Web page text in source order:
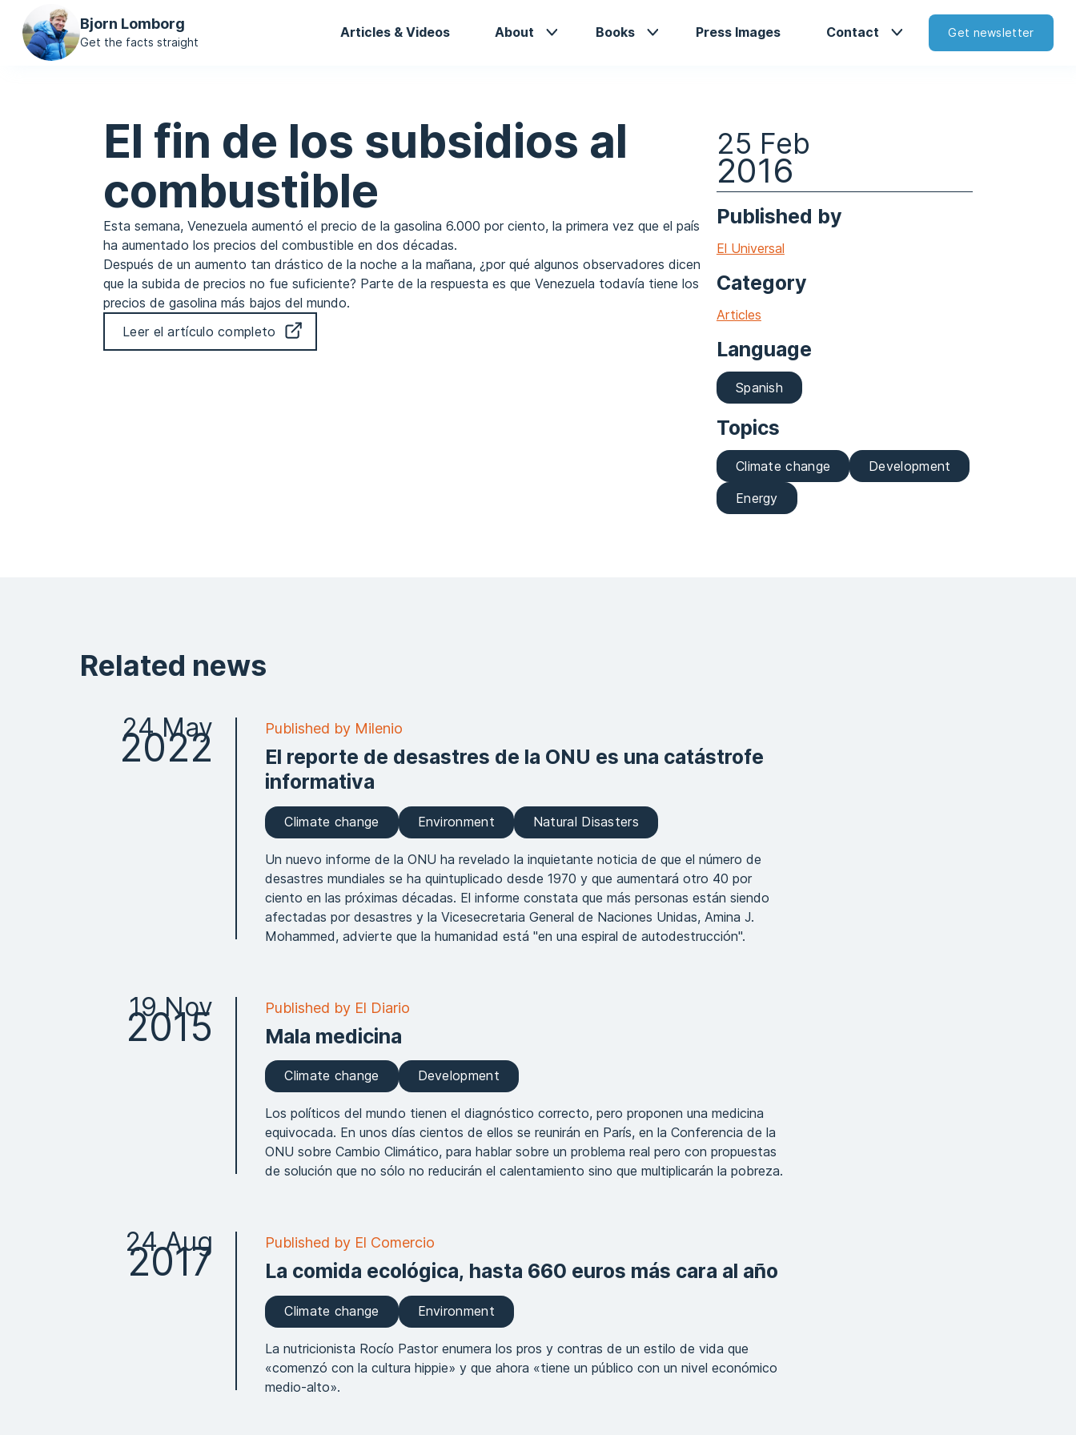
Bjorn Lomborg
Get the facts straight
Main
Articles & Videos About Books Press Images Contact Get newsletter
El fin de los subsidios al
combustible
Esta semana, Venezuela aumentó el precio de la gasolina 6.000 por ciento, la primera vez que el país
ha aumentado los precios del combustible en dos décadas.
Después de un aumento tan drástico de la noche a la mañana, ¿por qué algunos observadores dicen
que la subida de precios no fue suficiente? Parte de la respuesta es que Venezuela todavía tiene los
precios de gasolina más bajos del mundo.
Leer el artículo completo
25 Feb
2016
Published by
El Universal
Category
Articles
Language
Spanish
Topics
Climate change
Development
Energy
Related news
24 May
2022
El reporte de desastres de la ONU es una catástrofe
informativa
Published by Milenio
Climate change Environment Natural Disasters
Un nuevo informe de la ONU ha revelado la inquietante noticia de que el número de
desastres mundiales se ha quintuplicado desde 1970 y que aumentará otro 40 por
ciento en las próximas décadas. El informe constata que más personas están siendo
afectadas por desastres y la Vicesecretaria General de Naciones Unidas, Amina J.
Mohammed, advierte que la humanidad está "en una espiral de autodestrucción".
19 Nov
2015 Mala medicina
Published by El Diario
Climate change Development
Los políticos del mundo tienen el diagnóstico correcto, pero proponen una medicina
equivocada. En unos días cientos de ellos se reunirán en París, en la Conferencia de la
ONU sobre Cambio Climático, para hablar sobre un problema real pero con propuestas
de solución que no sólo no reducirán el calentamiento sino que multiplicarán la pobreza.
24 Aug
2017 La comida ecológica, hasta 660 euros más cara al año
Published by El Comercio
Climate change Environment
La nutricionista Rocío Pastor enumera los pros y contras de un estilo de vida que
«comenzó con la cultura hippie» y que ahora «tiene un público con un nivel económico
medio-alto».